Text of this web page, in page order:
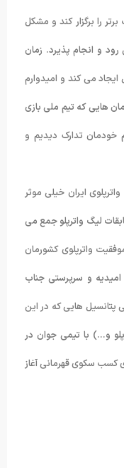
را برگزار کند و مشکل
و انجام پذیرد. زمان
می کند و امیدوارم
هایی که تیم ملی بازی
خودمان تدارک دیدیم و
ایران خیلی موثر
لیگ واترپلو جمع می
واترپلوی کشورمان
و سرپرستی جناب
پتانسیل هایی که در این
و…) با تیمی جوان در
کسب سکوی قهرمانی آغاز